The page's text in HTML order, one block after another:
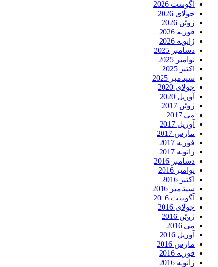
آگوست 2026
جولای 2026
ژوئن 2026
فوریه 2026
ژانویه 2026
دسامبر 2025
نوامبر 2025
اکتبر 2025
سپتامبر 2025
جولای 2020
آوریل 2020
ژوئن 2017
می 2017
آوریل 2017
مارس 2017
فوریه 2017
ژانویه 2017
دسامبر 2016
نوامبر 2016
اکتبر 2016
سپتامبر 2016
آگوست 2016
جولای 2016
ژوئن 2016
می 2016
آوریل 2016
مارس 2016
فوریه 2016
ژانویه 2016